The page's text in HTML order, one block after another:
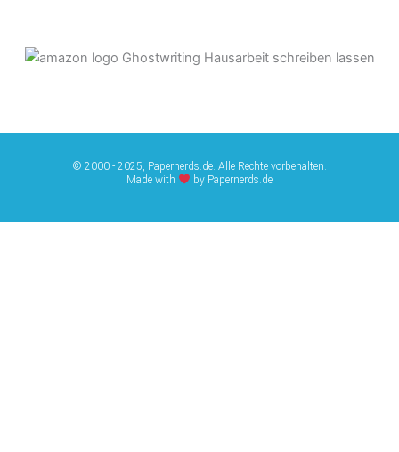
© 2000 - 2025, Papernerds.de. Alle Rechte vorbehalten.
Made with
by Papernerds.de